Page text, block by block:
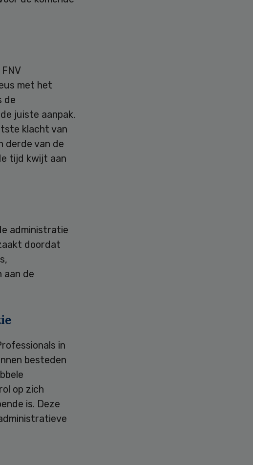
met het
de
juiste aanpak.
klacht van
derde van de
tijd kwijt aan
administratie
doordat
aan de
in
besteden
op zich
is. Deze